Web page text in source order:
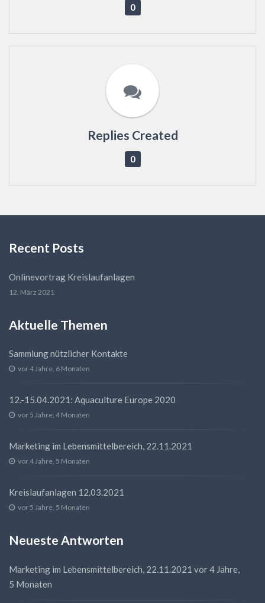
0
Replies Created
0
Recent Posts
Onlinevortrag Kreislaufanlagen
12. März 2021
Aktuelle Themen
Sammlung nützlicher Kontakte
vor 4 Jahre, 6 Monaten
12.-15.04.2021: Aquaculture Europe 2020
vor 5 Jahre, 4 Monaten
Marketing im Lebensmittelbereich, 22.11.2021
vor 4 Jahre, 5 Monaten
Kreislaufanlagen 12.03.2021
vor 5 Jahre, 5 Monaten
Neueste Antworten
Marketing im Lebensmittelbereich, 22.11.2021 vor 4 Jahre,
5 Monaten